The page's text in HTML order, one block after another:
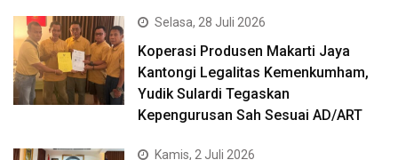
Selasa, 28 Juli 2026
Koperasi Produsen Makarti Jaya
Kantongi Legalitas Kemenkumham,
Yudik Sulardi Tegaskan
Kepengurusan Sah Sesuai AD/ART
Kamis, 2 Juli 2026